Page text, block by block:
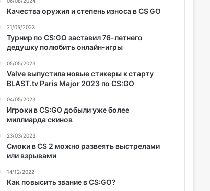
Качества оружия и степень износа в CS GO
21/05/2023
Турнир по CS:GO заставил 76-летнего
дедушку полюбить онлайн-игры
05/05/2023
Valve выпустила новые стикеры к старту
BLAST.tv Paris Major 2023 по CS:GO
04/05/2023
Игроки в CS:GO добыли уже более
миллиарда скинов
23/03/2023
Смоки в CS 2 можно развеять выстрелами
или взрывами
14/12/2022
Как повысить звание в CS:GO?